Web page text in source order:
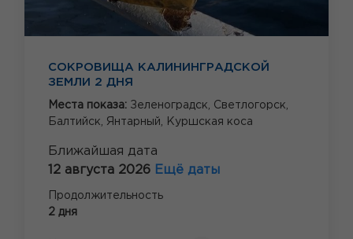
СОКРОВИЩА КАЛИНИНГРАДСКОЙ
ЗЕМЛИ 2 ДНЯ
Места показа: Зеленоградск, Светлогорск,
Балтийск, Янтарный, Куршская коса
Ближайшая дата
12 августа 2026 Ещё даты
Продолжительность
2 дня